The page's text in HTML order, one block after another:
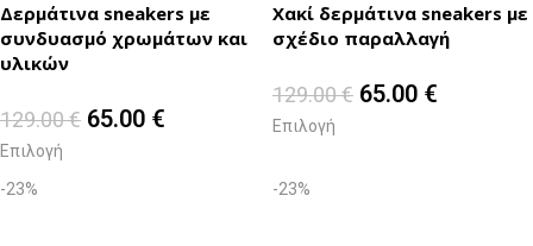
Δερμάτινα sneakers με
συνδυασμό χρωμάτων και
υλικών
129.00€ 65.00 €
Επιλογή
Χακί δερμάτινα sneakers με
σχέδιο παραλλαγή
129.00€ 65.00 €
Επιλογή
-23% -23%